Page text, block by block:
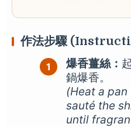
作法步驟
爆香薑絲：
鍋爆香。
(Heat a
sauté the
until